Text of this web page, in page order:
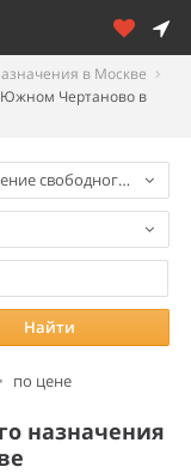
в Москве
Южном Чертаново в
свободного
Найти
• по цене
назначения